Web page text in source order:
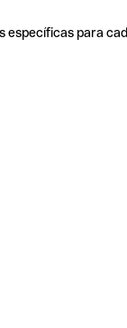
específicas para